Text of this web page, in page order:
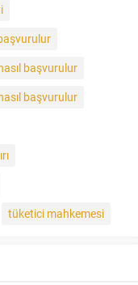
başvurulur
başvurulur
tüketici mahkemesi